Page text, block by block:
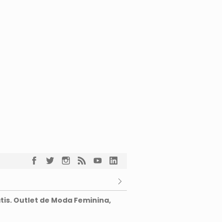
Outlet de Moda Feminina,